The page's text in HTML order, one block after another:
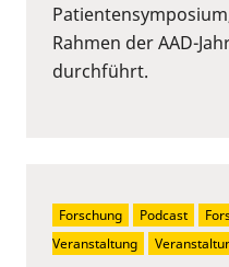
Rahmen der AAD-
durchführt.
Forschung Podcast
Veranstaltung